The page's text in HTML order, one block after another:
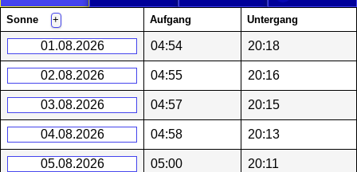
+
Sonne Aufgang Untergang
01.08.2026 04:54 20:18
02.08.2026 04:55 20:16
03.08.2026 04:57 20:15
04.08.2026 04:58 20:13
05.08.2026 05:00 20:11